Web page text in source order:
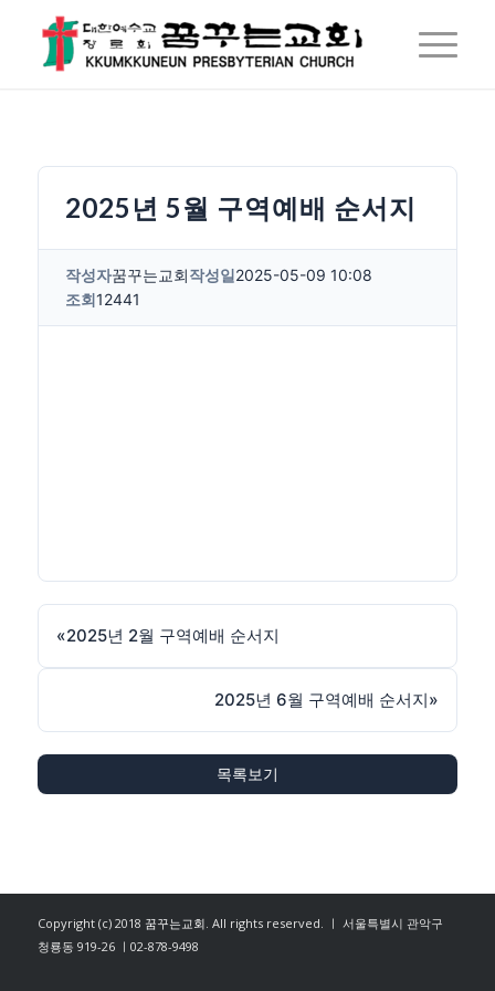
2025년 5월 구역예배 순서지
작성자꿈꾸는교회작성일2025-05-09 10:08
조회12441
«2025년 2월 구역예배 순서지
2025년 6월 구역예배 순서지»
목록보기
Copyright (c) 2018 꿈꾸는교회. All rights reserved. ㅣ 서울특별시 관악구
청룡동 919-26 ㅣ02-878-9498